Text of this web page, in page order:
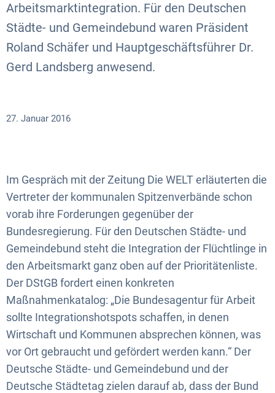
Arbeitsmarktintegration. Für den Deutschen
Städte- und Gemeindebund waren Präsident
Roland Schäfer und Hauptgeschäftsführer Dr.
Gerd Landsberg anwesend.
27. Januar 2016
Im Gespräch mit der Zeitung Die WELT erläuterten die
Vertreter der kommunalen Spitzenverbände schon
vorab ihre Forderungen gegenüber der
Bundesregierung. Für den Deutschen Städte- und
Gemeindebund steht die Integration der Flüchtlinge in
den Arbeitsmarkt ganz oben auf der Prioritätenliste.
Der DStGB fordert einen konkreten
Maßnahmenkatalog: „Die Bundesagentur für Arbeit
sollte Integrationshotspots schaffen, in denen
Wirtschaft und Kommunen absprechen können, was
vor Ort gebraucht und gefördert werden kann.“ Der
Deutsche Städte- und Gemeindebund und der
Deutsche Städtetag zielen darauf ab, dass der Bund